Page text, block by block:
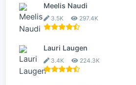
Meelis Naudi
3.5K 297.4K
Lauri Laugen
3.4K 224.3K